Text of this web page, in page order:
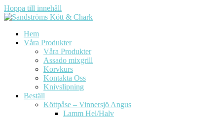
Hoppa till innehåll
Hem
Våra Produkter
Våra Produkter
Assado mixgrill
Korvkurs
Kontakta Oss
Knivslipning
Beställ
Köttpåse – Vinnersjö Angus
Lamm Hel/Halv